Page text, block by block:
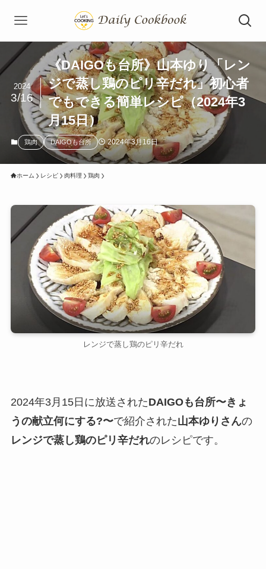
《DAIGOも台所》山本ゆり「レン
ジで蒸し鶏のピリ辛だれ」初心者
でもできる簡単レシピ（2024年3
月15日）
2024
3/16
鶏肉 DAIGOも台所 2024年3月16日
ホーム レシピ 肉料理 鶏肉
レンジで蒸し鶏のピリ辛だれ
2024年3月15日に放送されたDAIGOも台所〜きょ
うの献立何にする?〜で紹介された山本ゆりさんの
レンジで蒸し鶏のピリ辛だれのレシピです。